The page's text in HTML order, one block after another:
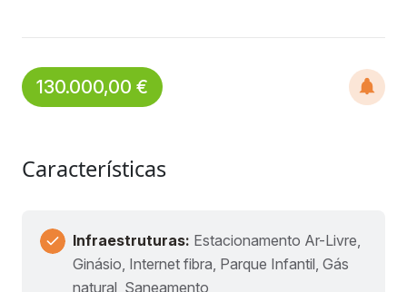
130.000,00 €
Características
Infraestruturas: Estacionamento Ar-Livre,
Ginásio, Internet fibra, Parque Infantil, Gás
natural, Saneamento